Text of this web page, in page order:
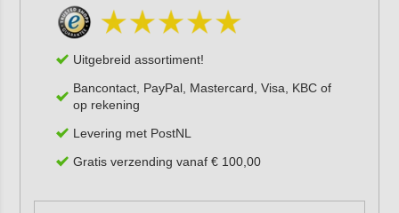
Uitgebreid assortiment!
Bancontact, PayPal, Mastercard, Visa, KBC of
op rekening
Levering met PostNL
Gratis verzending vanaf € 100,00